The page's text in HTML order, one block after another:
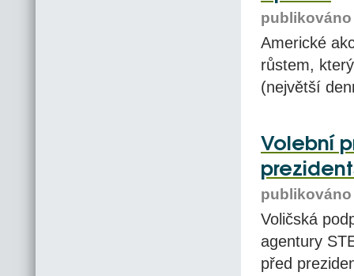
publikováno
Americké
růstem,
(největší
Volební
publikováno
Voličská
agentury
před